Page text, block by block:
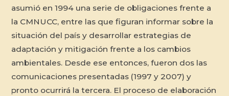
asumió en 1994 una serie de obligaciones frente a
la CMNUCC, entre las que figuran informar sobre la
situación del país y desarrollar estrategias de
adaptación y mitigación frente a los cambios
ambientales. Desde ese entonces, fueron dos las
comunicaciones presentadas (1997 y 2007) y
pronto ocurrirá la tercera. El proceso de elaboración